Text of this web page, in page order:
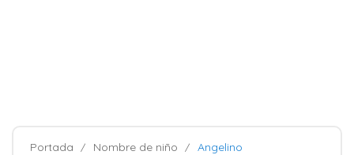
Portada Nombre de niño Angelino